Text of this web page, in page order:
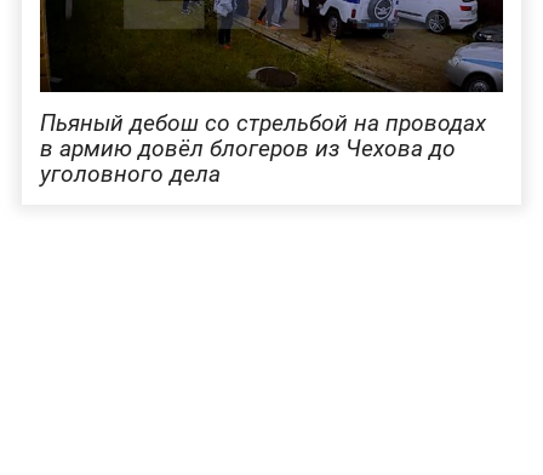
Пьяный дебош со стрельбой на проводах
в армию довёл блогеров из Чехова до
уголовного дела